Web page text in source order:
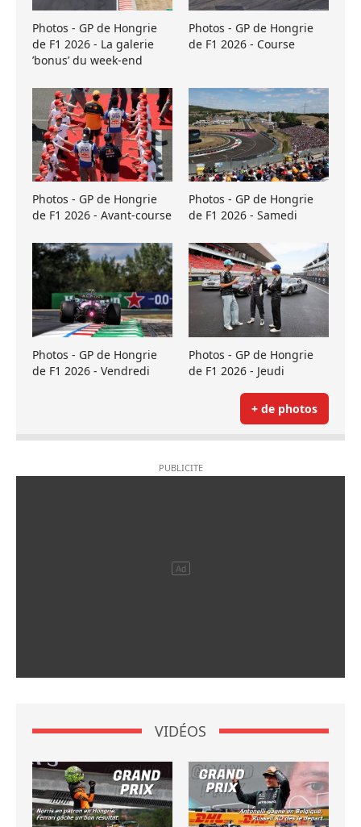
Photos - GP de Hongrie
de F1 2026 - La galerie
’bonus’ du week-end
Photos - GP de Hongrie
de F1 2026 - Course
Photos - GP de Hongrie
de F1 2026 - Avant-course
Photos - GP de Hongrie
de F1 2026 - Samedi
Photos - GP de Hongrie
de F1 2026 - Vendredi
Photos - GP de Hongrie
de F1 2026 - Jeudi
+ de photos
VIDÉOS